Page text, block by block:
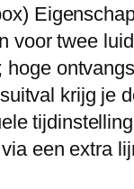
voor twee
krijg je
een extra